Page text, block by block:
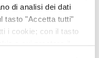
di analisi dei dati
tasto "Accetta tutti"
i cookie; con il tasto
a cui prestare il